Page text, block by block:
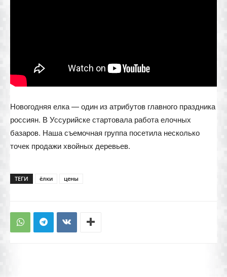
Новогодняя елка — один из атрибутов главного праздника
россиян. В Уссурийске стартовала работа елочных
базаров. Наша съемочная группа посетила несколько
точек продажи хвойных деревьев.
ТЕГИ ёлки цены